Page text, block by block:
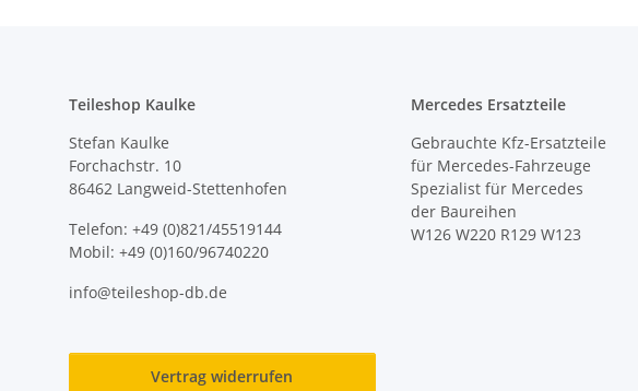
Teileshop Kaulke
Stefan Kaulke
Forchachstr. 10
86462 Langweid-Stettenhofen
Telefon: +49 (0)821/45519144
Mobil: +49 (0)160/96740220
info@teileshop-db.de
Mercedes Ersatzteile
Gebrauchte Kfz-Ersatzteile
für Mercedes-Fahrzeuge
Spezialist für Mercedes
der Baureihen
W126 W220 R129 W123
Vertrag widerrufen